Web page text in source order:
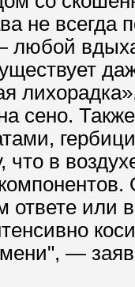
не всегда
любой
сено.
в
или
—